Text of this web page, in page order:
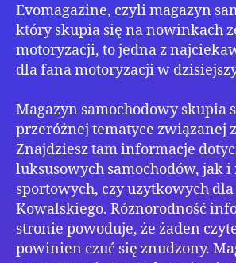
Evomagazine, czyli magazyn
który skupia się na nowinkach
motoryzacji, to jedna z
dla fana motoryzacji w
Magazyn samochodowy skupia
przeróżnej tematyce związanej
Znajdziesz tam informacje
luksusowych samochodów, jak
sportowych, czy uzytkowych dla
Kowalskiego. Róznorodność
stronie powoduje, że żaden
powinien czuć się znudzony.